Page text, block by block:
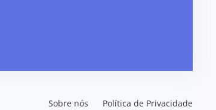
Sobre nós Política de Privacidade